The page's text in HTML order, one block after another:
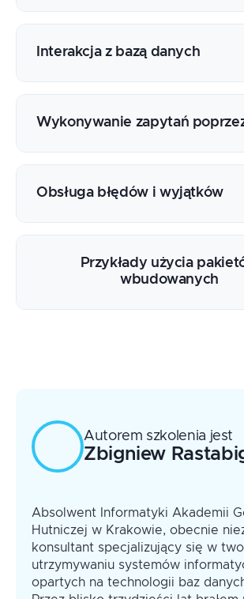
CASE)
Interakcja z bazą danych
Polecenia DDL i dynamiczny
Wykonywanie zapytań
Kursory statyczne
Obsługa błędów i wyjątków
Sekcja obsługi wyjątków i
Definiowanie własnych
Przykłady użycia
wbudowanych
Autorem szkolenia jest
Zbigniew
Absolwent Informatyki Akademii
Hutniczej w Krakowie, obecnie
konsultant specjalizujący się w
utrzymywaniu systemów
opartych na technologii baz